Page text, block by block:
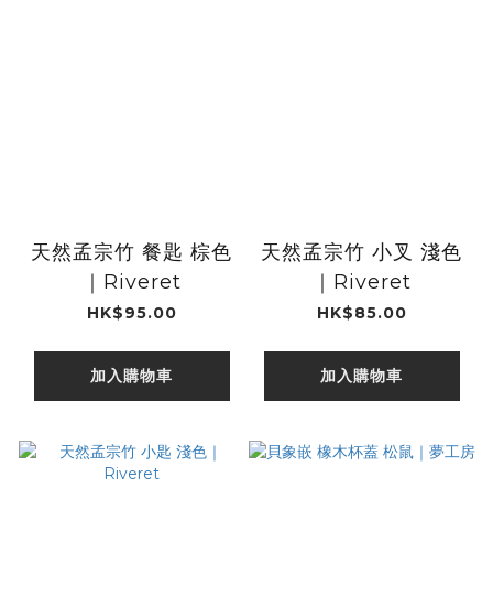
天然孟宗竹 餐匙 棕色
｜Riveret
HK$95.00
加入購物車
天然孟宗竹 小叉 淺色
｜Riveret
HK$85.00
加入購物車